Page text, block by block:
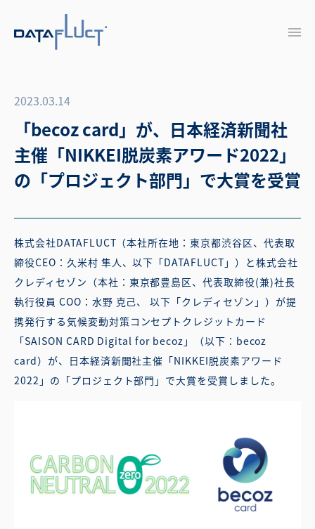
2023.03.14
「becoz card」が、日本経済新聞社
主催「NIKKEI脱炭素アワード2022」
の「プロジェクト部門」で大賞を受賞
株式会社DATAFLUCT（本社所在地：東京都渋谷区、代表取
締役CEO：久米村 隼人、以下「DATAFLUCT」）と株式会社
クレディセゾン（本社：東京都豊島区、代表取締役(兼)社長
執行役員 COO：水野 克己、 以下「クレディセゾン」）が提
携発行する気候変動対策コンセプトクレジットカード
「SAISON CARD Digital for becoz」（以下：becoz
card）が、日本経済新聞社主催「NIKKEI脱炭素アワード
2022」の「プロジェクト部門」で大賞を受賞しました。